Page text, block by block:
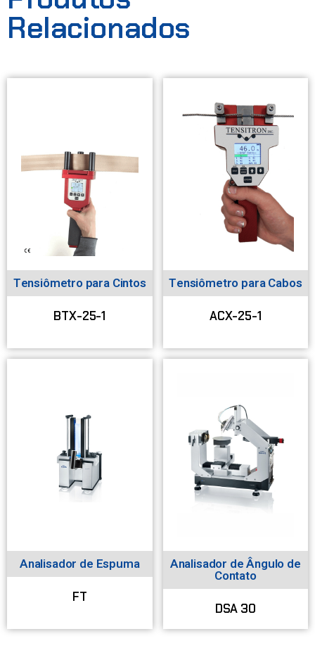
Relacionados
Tensiômetro para Cintos
BTX-25-1
Tensiômetro para Cabos
ACX-25-1
Analisador de Espuma
FT
Analisador de Ângulo de
Contato
DSA 30